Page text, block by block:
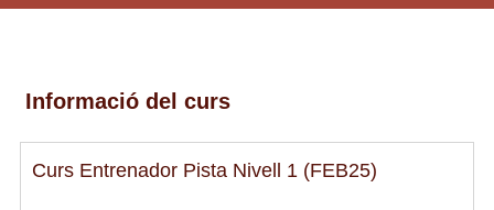
Informació del curs
Curs Entrenador Pista Nivell 1 (FEB25)